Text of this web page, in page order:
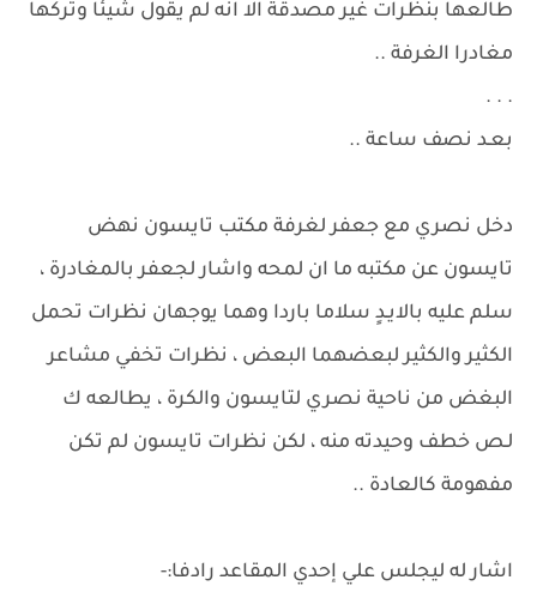
طالعها بنظرات غير مصدقة الا انه لم يقول شيئا وتركها
مغادرا الغرفة ..
. . .
بعـد نصف ساعة ..
دخل نصري مع جعفر لغرفة مكتب تايسون نهض
تايسون عن مكتبه ما ان لمحه واشار لجعفر بالمغادرة ،
سلم عليه بالايـدٍ سلاما باردا وهما يوجهان نظرات تحمل
الكثير والكثير لبعضهما البعض ، نظرات تخفي مشاعر
البغض من ناحية نصري لتايسون والكرة ، يطالعه ك
لـص خطف وحيدته منه ، لكن نظرات تايسون لم تكن
مفهومة كالعادة ..
اشار له ليجلس علي إحدي المقاعد رادفا:-